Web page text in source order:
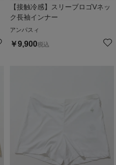
【接触冷感】スリーブロゴVネッ
ク長袖インナー
アンパスィ
￥9,900税込